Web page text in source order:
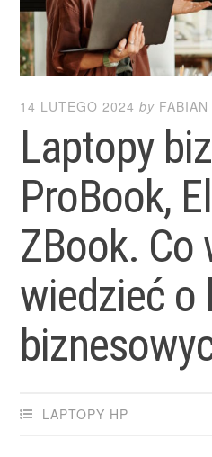
14 LUTEGO 2024 by FABIAN
Laptopy
ProBook,
ZBook. Co
wiedzieć o
LAPTOPY HP